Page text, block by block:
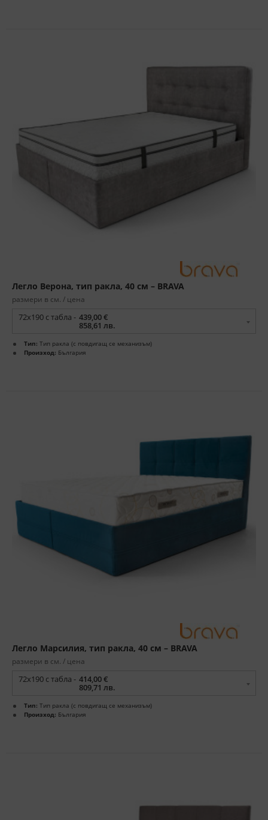
Легло Верона, тип ракла, 40 см – BRAVA
размери в см. / цена
72x190 с табла - 439,00 €
858,61 лв.
Тип: Тип ракла (с повдигащ се механизъм)
Произход: България
Легло Марсилия, тип ракла, 40 см – BRAVA
размери в см. / цена
72x190 с табла - 414,00 €
809,71 лв.
Тип: Тип ракла (с повдигащ се механизъм)
Произход: България